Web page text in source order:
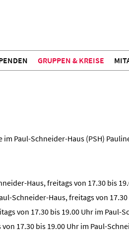
GRUPPEN & KREISE
Paul-Schneider-Haus (PSH)
Haus, freitags von 17.30 bis
Schneider-Haus, freitags von 17.30
von 17.30 bis 19.00 Uhr im Paul-
17.30 bis 19.00 Uhr im Paul-